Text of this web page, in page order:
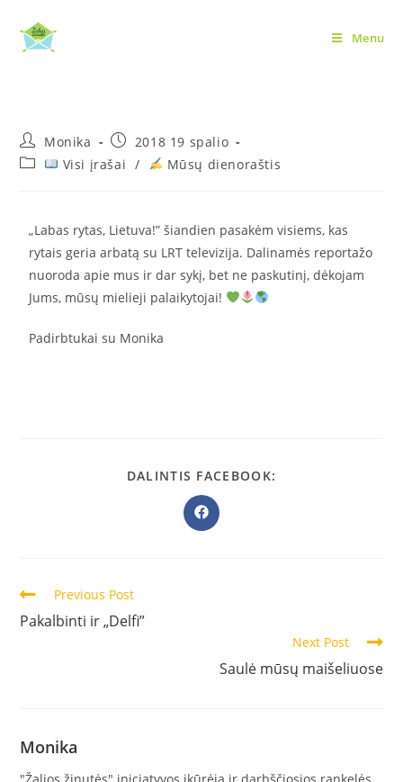
Menu
Monika
2018 19 spalio
Visi įrašai / Mūsų dienoraštis
„Labas rytas, Lietuva!” šiandien pasakėm visiems, kas
rytais geria arbatą su LRT televizija. Dalinamės reportažo
nuoroda apie mus ir dar sykį, bet ne paskutinį, dėkojam
Jums, mūsų mielieji palaikytojai!
Padirbtukai su Monika
DALINTIS FACEBOOK:
Previous Post
Pakalbinti ir „Delfi”
Next Post
Saulė mūsų maišeliuose
Monika